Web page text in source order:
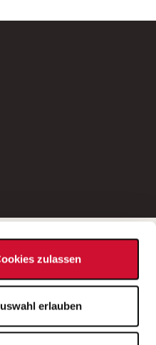
zulassen
erlauben
die*den in der